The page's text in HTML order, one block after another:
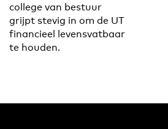
college van bestuur
grijpt stevig in om de UT
financieel levensvatbaar
te houden.